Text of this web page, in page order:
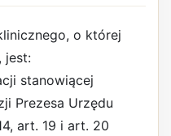
o której
jest:
stanowiącej
Prezesa Urzędu
art. 19 i art. 20